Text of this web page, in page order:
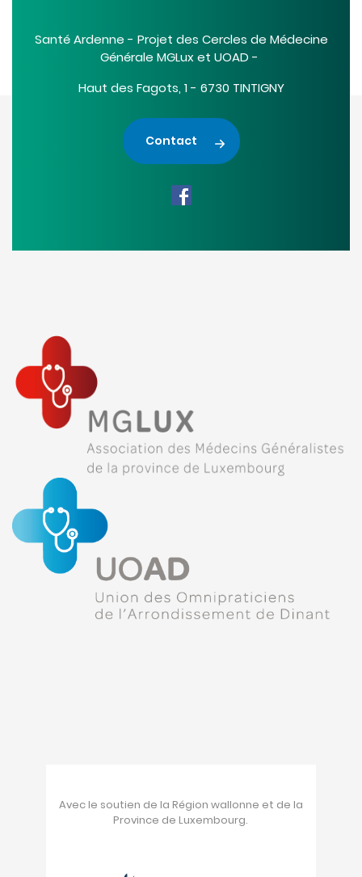
Santé Ardenne - Projet des Cercles de Médecine
Générale MGLux et UOAD -
Haut des Fagots, 1 - 6730 TINTIGNY
Contact
Avec le soutien de la Région wallonne et de la
Province de Luxembourg.